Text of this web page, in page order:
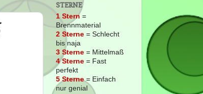
STERNE
1 Stern =
Brennmaterial
2 Sterne = Schlecht
bis naja
3 Sterne = Mittelmaß
4 Sterne = Fast
perfekt
5 Sterne= Einfach
nur genial